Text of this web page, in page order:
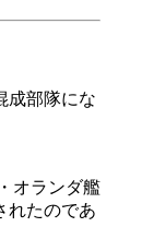
成部隊にな
オランダ艦
れたのであ